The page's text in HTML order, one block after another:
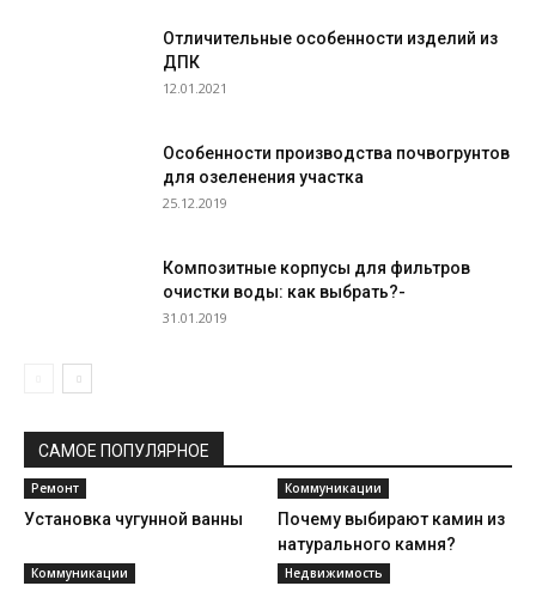
Отличительные особенности изделий из
ДПК
12.01.2021
Особенности производства почвогрунтов
для озеленения участка
25.12.2019
Композитные корпусы для фильтров
очистки воды: как выбрать?-
31.01.2019
САМОЕ ПОПУЛЯРНОЕ
Ремонт
Установка чугунной ванны
Коммуникации
Почему выбирают камин из
натурального камня?
Коммуникации Недвижимость